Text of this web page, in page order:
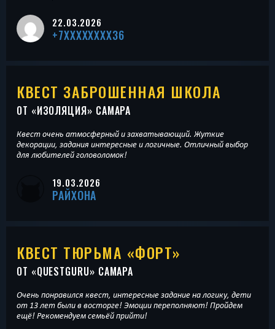
22.03.2026
+7XXXXXXXX36
КВЕСТ ЗАБРОШЕННАЯ ШКОЛА
ОТ «ИЗОЛЯЦИЯ» САМАРА
Квест очень атмосферный и захватывающий. Жуткие
декорации, задания интересные и логичные. Отличный выбор
для любителей головоломок!
19.03.2026
РАЙХОНА
КВЕСТ ТЮРЬМА «ФОРТ»
ОТ «QUESTGURU» САМАРА
Очень понравился квест, интересные задание на логику, дети
от 13 лет были в восторге! Эмоции переполняют! Пройдем
ещё! Рекомендуем семьёй прийти!